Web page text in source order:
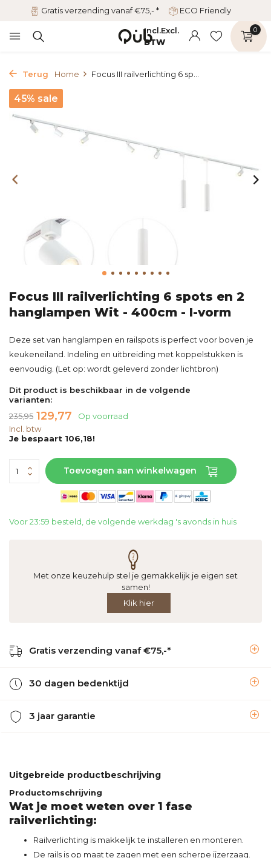
Gratis verzending vanaf €75,- * ECO Friendly
Incl.Excl.
BTW
0
Terug Home Focus III railverlichting 6 sp...
45% sale
Focus III railverlichting 6 spots en 2
hanglampen Wit - 400cm - I-vorm
Deze set van hanglampen en railspots is perfect voor boven je
keukeneiland. Indeling en uitbreiding met koppelstukken is
eenvoudig. (Let op: wordt geleverd zonder lichtbron)
Dit product is beschikbaar in de volgende
varianten:
235,95 129,77
Op voorraad
Incl. btw
Je bespaart 106,18!
Toevoegen aan winkelwagen
Voor 23:59 besteld, de volgende werkdag 's avonds in huis
Met onze keuzehulp stel je gemakkelijk je eigen set
samen!
Klik hier
Gratis verzending vanaf €75,-*
30 dagen bedenktijd
3 jaar garantie
Uitgebreide productbeschrijving
Productomschrijving
Wat je moet weten over 1 fase
railverlichting:
Railverlichting is makkelijk te installeren en monteren.
De rails is op maat te zagen met een scherpe ijzerzaag.